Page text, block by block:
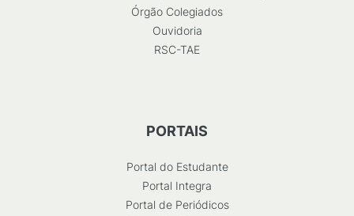
Órgão Colegiados
Ouvidoria
RSC-TAE
PORTAIS
Portal do Estudante
Portal Integra
Portal de Periódicos